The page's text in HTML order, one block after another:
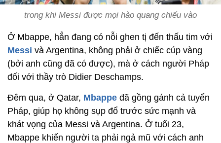
trong khi Messi được mọi hào quang chiếu vào
Ở Mbappe, hẳn đang có nỗi ghen tị đến thấu tim với
Messi và Argentina, không phải ở chiếc cúp vàng
(bởi anh cũng đã có được), mà ở cách người Pháp
đối với thầy trò Didier Deschamps.
Đêm qua, ở Qatar, Mbappe đã gồng gánh cả tuyển
Pháp, giúp họ không sụp đổ trước sức mạnh và
khát vọng của Messi và Argentina. Ở tuổi 23,
Mbappe khiến người ta phải ngả mũ với cách anh